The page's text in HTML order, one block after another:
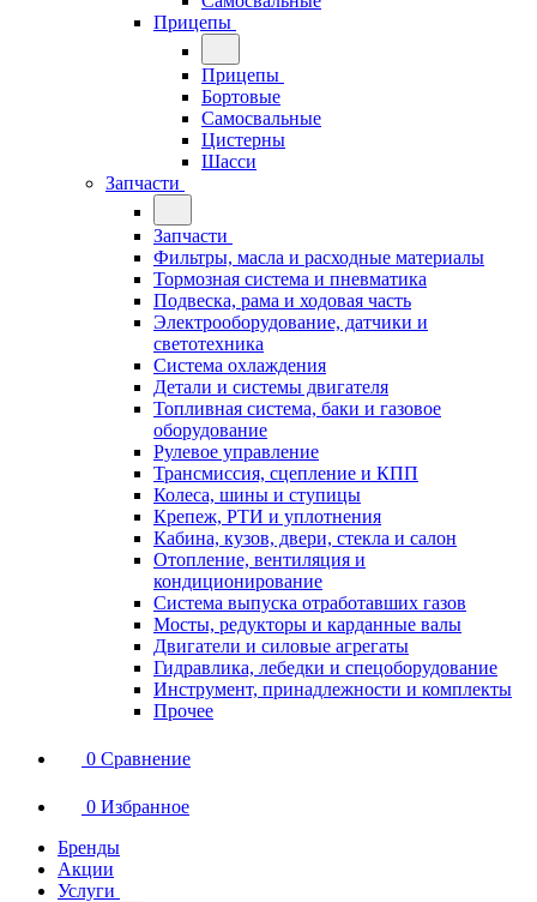
Прицепы
Прицепы
Бортовые
Самосвальные
Цистерны
Шасси
Запчасти
Запчасти
Фильтры, масла и расходные материалы
Тормозная система и пневматика
Подвеска, рама и ходовая часть
Электрооборудование, датчики и
светотехника
Система охлаждения
Детали и системы двигателя
Топливная система, баки и газовое
оборудование
Рулевое управление
Трансмиссия, сцепление и КПП
Колеса, шины и ступицы
Крепеж, РТИ и уплотнения
Кабина, кузов, двери, стекла и салон
Отопление, вентиляция и
кондиционирование
Система выпуска отработавших газов
Мосты, редукторы и карданные валы
Двигатели и силовые агрегаты
Гидравлика, лебедки и спецоборудование
Инструмент, принадлежности и комплекты
Прочее
0 Сравнение
0 Избранное
Бренды
Акции
Услуги